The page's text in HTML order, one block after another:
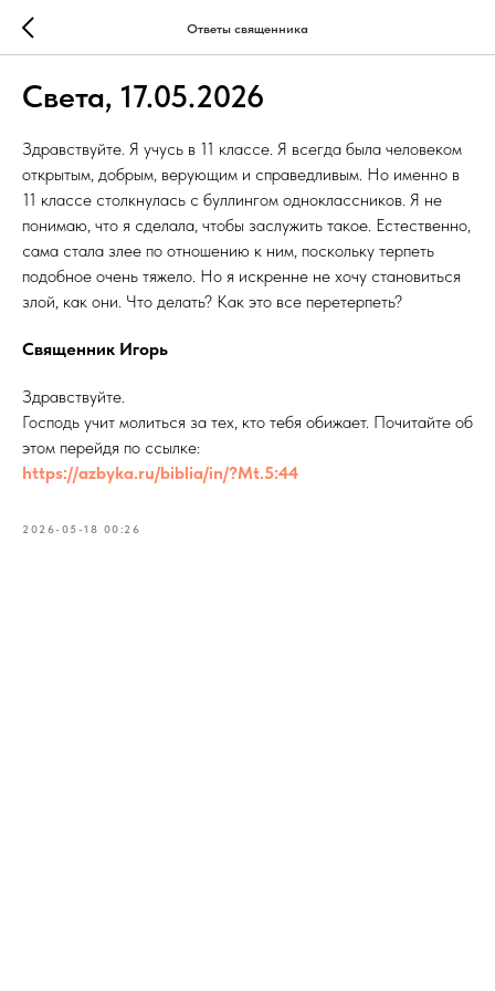
Ответы священника
Света, 17.05.2026
Здравствуйте. Я учусь в 11 классе. Я всегда была человеком
открытым, добрым, верующим и справедливым. Но именно в
11 классе столкнулась с буллингом одноклассников. Я не
понимаю, что я сделала, чтобы заслужить такое. Естественно,
сама стала злее по отношению к ним, поскольку терпеть
подобное очень тяжело. Но я искренне не хочу становиться
злой, как они. Что делать? Как это все перетерпеть?
Священник Игорь
Здравствуйте.
Господь учит молиться за тех, кто тебя обижает. Почитайте об
этом перейдя по ссылке:
https://azbyka.ru/biblia/in/?Mt.5:44
2026-05-18 00:26